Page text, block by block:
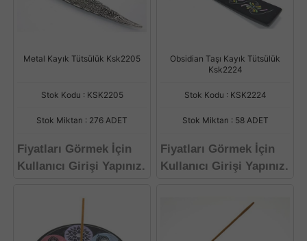
Metal Kayık Tütsülük Ksk2205
Stok Kodu : KSK2205
Stok Miktarı : 276 ADET
Fiyatları Görmek İçin
Kullanıcı Girişi Yapınız.
Obsidian Taşı Kayık Tütsülük
Ksk2224
Stok Kodu : KSK2224
Stok Miktarı : 58 ADET
Fiyatları Görmek İçin
Kullanıcı Girişi Yapınız.